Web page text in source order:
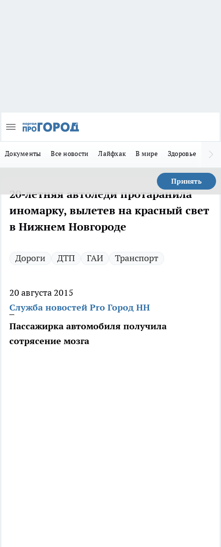
Документы Все новости Лайфхак В мире Здоровье
Принять
20-летняя автоледи протаранила
иномарку, вылетев на красный свет
в Нижнем Новгороде
Дороги ДТП ГАИ Транспорт
20 августа 2015
Служба новостей Pro Город НН
Пассажирка автомобиля получила
сотрясение мозга